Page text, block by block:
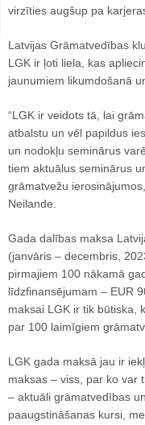
virzīties augšup pa
Latvijas Grāmatvedības
LGK ir ļoti liela, kas
jaunumiem likumdošanā
“LGK ir veidots tā, lai
atbalstu un vēl papildus
un nodokļu seminārus
tiem aktuālus seminārus
grāmatvežu
Neilande.
Gada dalības maksa
(janvāris – decembris,
pirmajiem 100 nākamā
līdzfinansējumam – EUR
maksai LGK ir tik būtiska,
par 100 laimīgiem
LGK gada maksā jau ir
maksas – viss, par ko var
– aktuāli grāmatvedības
paaugstināšanas kursi,